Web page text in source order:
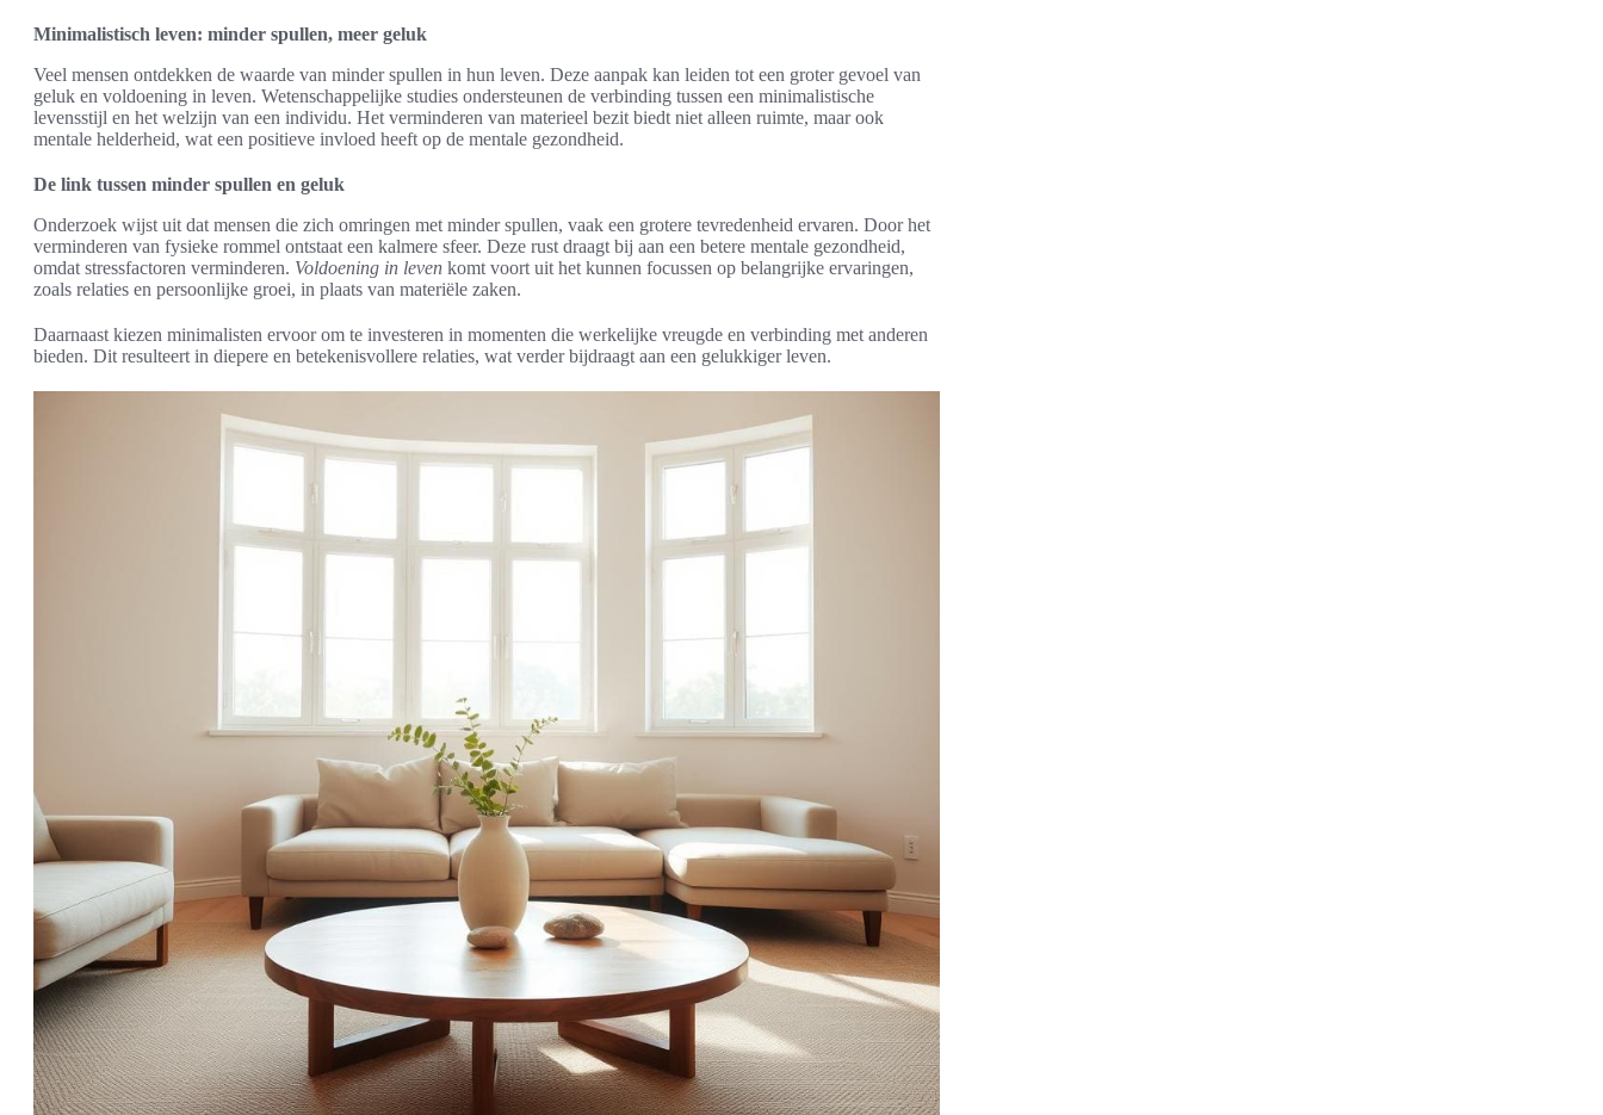
Minimalistisch leven: minder spullen, meer geluk
Veel mensen ontdekken de waarde van minder spullen in hun leven. Deze aanpak kan leiden tot een groter gevoel van
geluk en voldoening in leven. Wetenschappelijke studies ondersteunen de verbinding tussen een minimalistische
levensstijl en het welzijn van een individu. Het verminderen van materieel bezit biedt niet alleen ruimte, maar ook
mentale helderheid, wat een positieve invloed heeft op de mentale gezondheid.
De link tussen minder spullen en geluk
Onderzoek wijst uit dat mensen die zich omringen met minder spullen, vaak een grotere tevredenheid ervaren. Door het
verminderen van fysieke rommel ontstaat een kalmere sfeer. Deze rust draagt bij aan een betere mentale gezondheid,
omdat stressfactoren verminderen. Voldoening in leven komt voort uit het kunnen focussen op belangrijke ervaringen,
zoals relaties en persoonlijke groei, in plaats van materiële zaken.
Daarnaast kiezen minimalisten ervoor om te investeren in momenten die werkelijke vreugde en verbinding met anderen
bieden. Dit resulteert in diepere en betekenisvollere relaties, wat verder bijdraagt aan een gelukkiger leven.